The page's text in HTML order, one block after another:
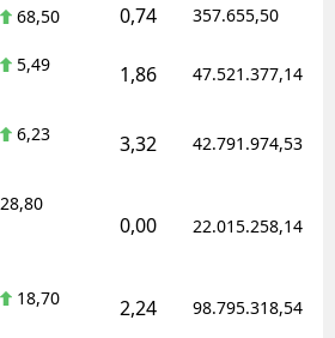
68,50 0,74 357.655,50
5,49 1,86 47.521.377,14
6,23 3,32 42.791.974,53
28,80
0,00 22.015.258,14
18,70 2,24 98.795.318,54